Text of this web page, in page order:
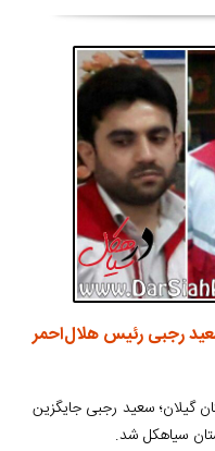
رجبی رئیس هلال‌احمر
گیلان؛ سعید رجبی جایگزین
سیاهکل شد.